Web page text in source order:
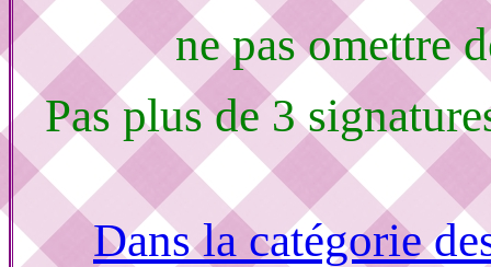
ne pas omettre
Pas plus de 3
Dans la catégorie